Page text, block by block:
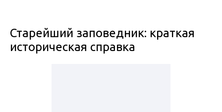
Старейший заповедник: краткая
историческая справка